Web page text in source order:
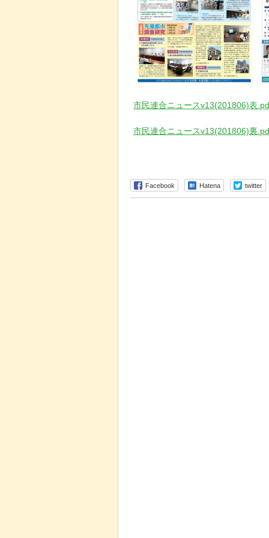
市民連合ニュースv13(201806)表
市民連合ニュースv13(201806)裏
Facebook Hatena twitter